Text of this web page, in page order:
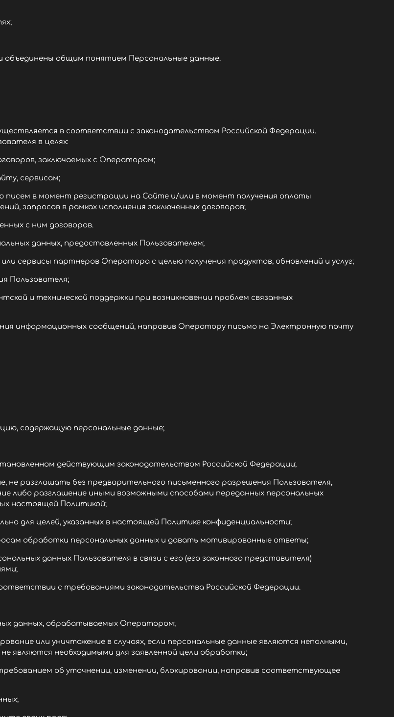
объединены общим понятием Персональные данные.
в соответствии с законодательством Российской Федерации.
в целях:
заключаемых с Оператором;
сервисам;
в момент регистрации на Сайте и/или в момент получения оплаты
запросов в рамках исполнения заключенных договоров;
с ним договоров.
данных, предоставленных Пользователем;
сервисы партнеров Оператора с целью получения продуктов, обновлений и услуг;
Пользователя;
и технической поддержки при возникновении проблем связанных
информационных сообщений, направив Оператору письмо на Электронную почту
содержащую персональные данные;
действующим законодательством Российской Федерации;
разглашать без предварительного письменного разрешения Пользователя,
либо разглашение иными возможными способами переданных персональных
настоящей Политикой;
для целей, указанных в настоящей Политике конфиденциальности;
обработки персональных данных и давать мотивированные ответы;
данных Пользователя в связи с его (его законного представителя)
с требованиями законодательства Российской Федерации.
данных, обрабатываемых Оператором;
или уничтожение в случаях, если персональные данные являются неполными,
являются необходимыми для заявленной цели обработки;
об уточнении, изменении, блокировании, направив соответствующее